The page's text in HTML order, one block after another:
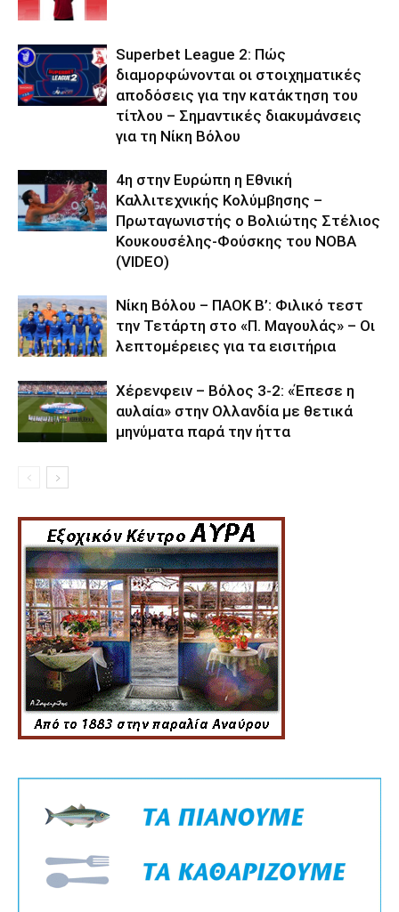
Superbet League 2: Πώς
διαμορφώνονται οι στοιχηματικές
αποδόσεις για την κατάκτηση του
τίτλου – Σημαντικές διακυμάνσεις
για τη Νίκη Βόλου
4η στην Ευρώπη η Εθνική
Καλλιτεχνικής Κολύμβησης –
Πρωταγωνιστής ο Βολιώτης Στέλιος
Κουκουσέλης-Φούσκης του ΝΟΒΑ
(VIDEO)
Νίκη Βόλου – ΠΑΟΚ Β’: Φιλικό τεστ
την Τετάρτη στο «Π. Μαγουλάς» – Οι
λεπτομέρειες για τα εισιτήρια
Χέρενφειν – Βόλος 3-2: «Έπεσε η
αυλαία» στην Ολλανδία με θετικά
μηνύματα παρά την ήττα